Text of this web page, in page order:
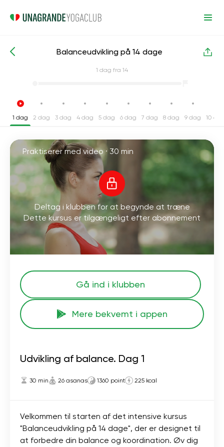
Intensive yogakurser Balance
Balanceudvikling på 14 dage
1 dag fra 14
1 dag 2 dag 3 dag 4 dag 5 dag 6 dag 7 dag 8 dag 9 dag 10
Praktiserer med video · 30 min
Deltag i klubben for at begynde at træne
Dette kursus er tilgængeligt efter abonnement
Gå ind i klubben
Mere bekvemt i appen
Udvikling af balance. Dag 1
30 min 26 asanas 1360 point 225 kcal
Velkommen til starten af ​​det intensive kursus
"Balanceudvikling på 14 dage", der er designet til
at forbedre din balance og koordination. Øv dig